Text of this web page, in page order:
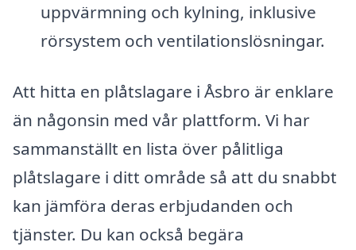
uppvärmning och kylning, inklusive
rörsystem och ventilationslösningar.
Att hitta en plåtslagare i Åsbro är enklare
än någonsin med vår plattform. Vi har
sammanställt en lista över pålitliga
plåtslagare i ditt område så att du snabbt
kan jämföra deras erbjudanden och
tjänster. Du kan också begära